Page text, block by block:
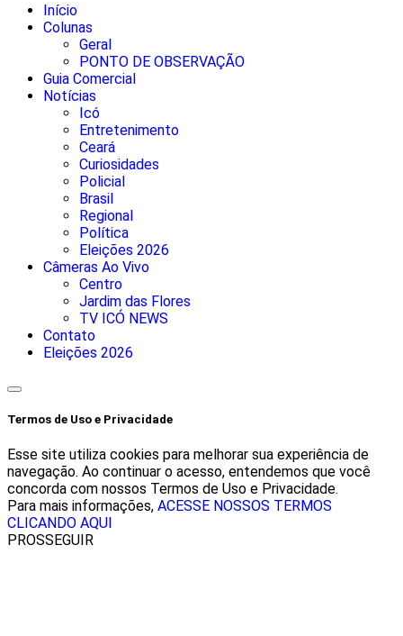
Início
Colunas
Geral
PONTO DE OBSERVAÇÃO
Guia Comercial
Notícias
Icó
Entretenimento
Ceará
Curiosidades
Policial
Brasil
Regional
Política
Eleições 2026
Câmeras Ao Vivo
Centro
Jardim das Flores
TV ICÓ NEWS
Contato
Eleições 2026
Termos de Uso e Privacidade
Esse site utiliza cookies para melhorar sua experiência de
navegação. Ao continuar o acesso, entendemos que você
concorda com nossos Termos de Uso e Privacidade.
Para mais informações, ACESSE NOSSOS TERMOS
CLICANDO AQUI
PROSSEGUIR